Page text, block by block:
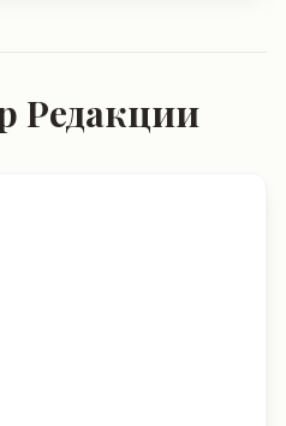
Редакции